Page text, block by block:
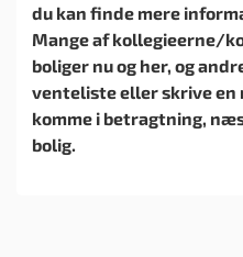
du kan finde mere
Mange af kollegieerne/
boliger nu og her, og
venteliste eller skrive en
komme i betragtning,
bolig.